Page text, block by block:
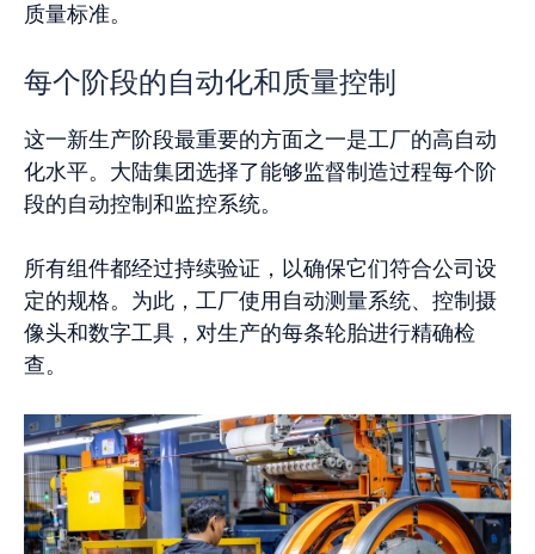
质量标准。
每个阶段的自动化和质量控制
这一新生产阶段最重要的方面之一是工厂的高自动
化水平。大陆集团选择了能够监督制造过程每个阶
段的自动控制和监控系统。
所有组件都经过持续验证，以确保它们符合公司设
定的规格。为此，工厂使用自动测量系统、控制摄
像头和数字工具，对生产的每条轮胎进行精确检
查。